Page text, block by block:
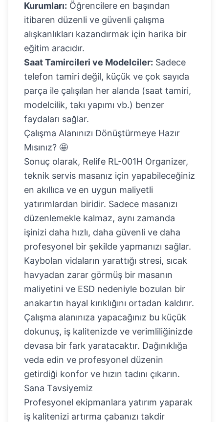
Kurumları: Öğrencilere en başından
itibaren düzenli ve güvenli çalışma
alışkanlıkları kazandırmak için harika bir
eğitim aracıdır.
Saat Tamircileri ve Modelciler: Sadece
telefon tamiri değil, küçük ve çok sayıda
parça ile çalışılan her alanda (saat tamiri,
modelcilik, takı yapımı vb.) benzer
faydaları sağlar.
Çalışma Alanınızı Dönüştürmeye Hazır
Mısınız? 🤩
Sonuç olarak, Relife RL-001H Organizer,
teknik servis masanız için yapabileceğiniz
en akıllıca ve en uygun maliyetli
yatırımlardan biridir. Sadece masanızı
düzenlemekle kalmaz, aynı zamanda
işinizi daha hızlı, daha güvenli ve daha
profesyonel bir şekilde yapmanızı sağlar.
Kaybolan vidaların yarattığı stresi, sıcak
havyadan zarar görmüş bir masanın
maliyetini ve ESD nedeniyle bozulan bir
anakartın hayal kırıklığını ortadan kaldırır.
Çalışma alanınıza yapacağınız bu küçük
dokunuş, iş kalitenizde ve verimliliğinizde
devasa bir fark yaratacaktır. Dağınıklığa
veda edin ve profesyonel düzenin
getirdiği konfor ve hızın tadını çıkarın.
Sana Tavsiyemiz
Profesyonel ekipmanlara yatırım yaparak
iş kalitenizi artırma çabanızı takdir